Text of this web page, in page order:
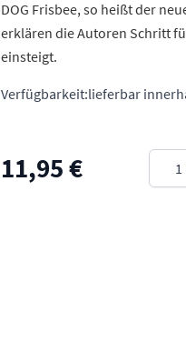
DOG Frisbee, so heißt der
erklären die Autoren Schritt
einsteigt.
Verfügbarkeit:lieferbar
11,95 €